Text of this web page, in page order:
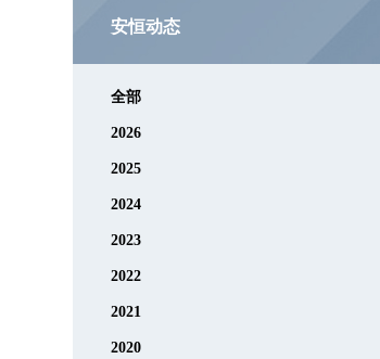
安恒动态
全部
2026
2025
2024
2023
2022
2021
2020